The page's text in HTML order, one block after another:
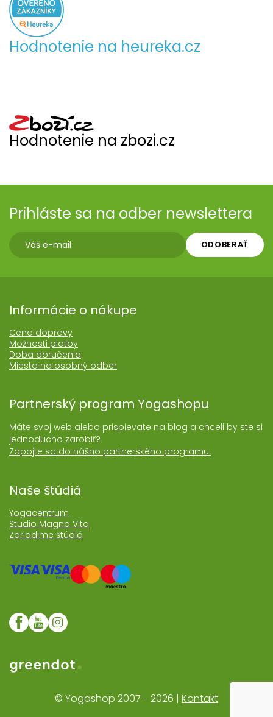
Hodnotenie na heureka.cz
Hodnotenie na zbozi.cz
Prihláste sa na odber newslettera
ODOBERAŤ
Informácie o nákupe
Cena dopravy
Možnosti platby
Doba doručenia
Miesta na osobný odber
Partnerský program Yogashopu
Máte svoj web alebo prispievate na blog a chceli by ste si
jednoducho zarobiť?
Zapojte sa do nášho partnerského programu.
Naše štúdiá
Yogacentrum
Studio Magna Vita
Zariadime štúdiá
Web realizoval Greendot
© Yogashop 2007 - 2026 | Kontakt